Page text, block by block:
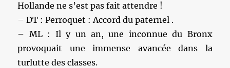
Hollande ne s’est pas fait attendre !
– DT : Perroquet : Accord du paternel .
– ML : Il y un an, une inconnue du Bronx
provoquait une immense avancée dans la
turlutte des classes.